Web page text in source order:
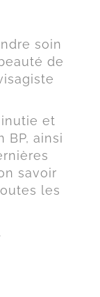
soin
de
et
BP, ainsi
savoir
les